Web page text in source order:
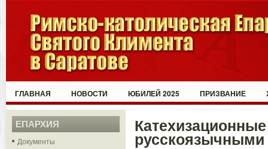
ГЛАВНАЯ НОВОСТИ ЮБИЛЕЙ 2025 ПРИЗВАНИЕ
ЕПАРХИЯ
Документы